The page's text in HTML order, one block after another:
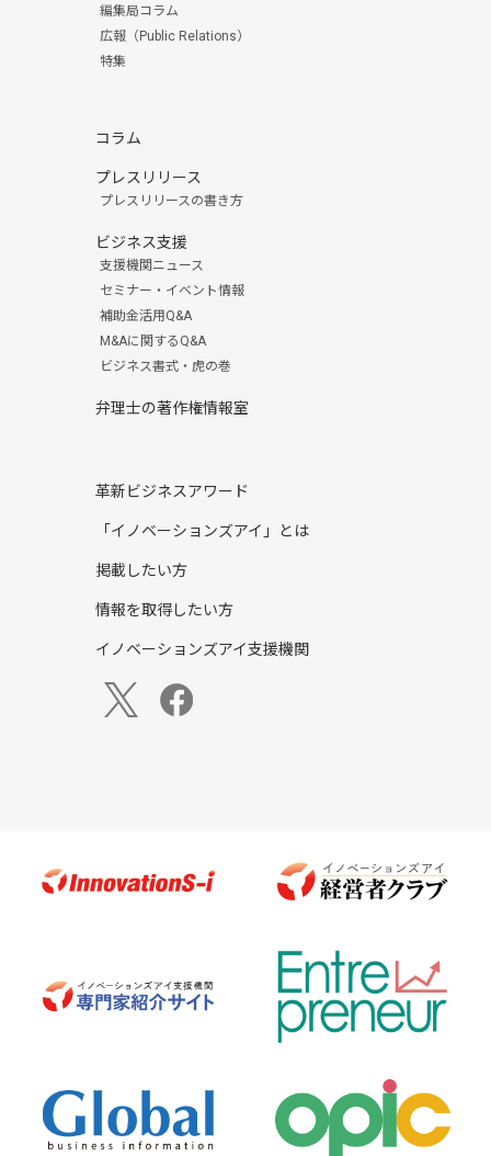
編集局コラム
広報（Public Relations）
特集
コラム
プレスリリース
プレスリリースの書き方
ビジネス支援
支援機関ニュース
セミナー・イベント情報
補助金活用Q&A
M&Aに関するQ&A
ビジネス書式・虎の巻
弁理士の著作権情報室
革新ビジネスアワード
「イノベーションズアイ」とは
掲載したい方
情報を取得したい方
イノベーションズアイ支援機関